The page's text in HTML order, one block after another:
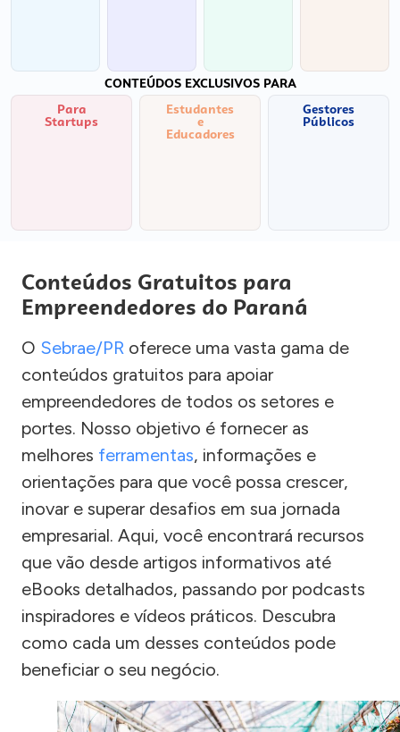
CONTEÚDOS EXCLUSIVOS PARA
Para
Startups
Estudantes
e
Educadores
Gestores
Públicos
Conteúdos Gratuitos para
Empreendedores do Paraná
O Sebrae/PR oferece uma vasta gama de
conteúdos gratuitos para apoiar
empreendedores de todos os setores e
portes. Nosso objetivo é fornecer as
melhores ferramentas, informações e
orientações para que você possa crescer,
inovar e superar desafios em sua jornada
empresarial. Aqui, você encontrará recursos
que vão desde artigos informativos até
eBooks detalhados, passando por podcasts
inspiradores e vídeos práticos. Descubra
como cada um desses conteúdos pode
beneficiar o seu negócio.